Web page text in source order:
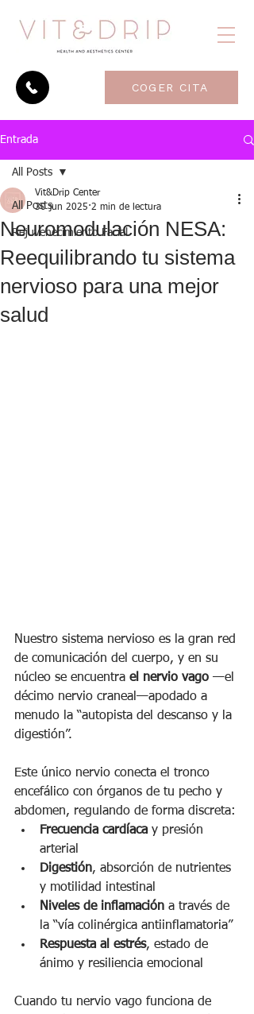
COGER CITA
Entrada
All Posts
Rejuvenecimiento Facial
All Posts
Neuromodulación NESA:
Reequilibrando tu sistema
nervioso para una mejor
salud
Vit&Drip Center
30 jun 2025 2 min de lectura
Nuestro sistema nervioso es la gran red
de comunicación del cuerpo, y en su
núcleo se encuentra el nervio vago —el
décimo nervio craneal—apodado a
menudo la “autopista del descanso y la
digestión”.
Este único nervio conecta el tronco
encefálico con órganos de tu pecho y
abdomen, regulando de forma discreta:
Frecuencia cardíaca y presión
arterial
Digestión, absorción de nutrientes
y motilidad intestinal
Niveles de inflamación a través de
la “vía colinérgica antiinflamatoria”
Respuesta al estrés, estado de
ánimo y resiliencia emocional
Cuando tu nervio vago funciona de